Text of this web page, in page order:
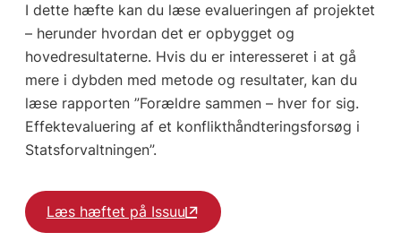
I dette hæfte kan du læse evalueringen af pro­jektet
– herunder hvordan det er opbygget og
hovedresultaterne. Hvis du er interesseret i at gå
mere i dybden med metode og resultater, kan du
læse rapporten ”Forældre sammen – hver for sig.
Effektevaluering af et konflikthånd­teringsforsøg i
Statsforvaltningen”.
Læs hæftet på Issuu